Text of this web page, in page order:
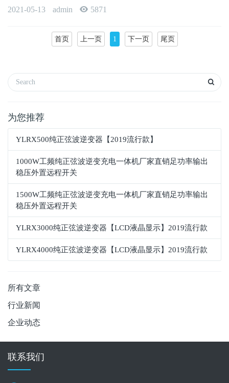
可以联系上大型的厂家合作，那···
2021-05-13 admin 5871
首页 上一页 1 下一页 尾页
为您推荐
YLRX500纯正弦波逆变器【2019流行款】
1000W工频纯正弦波逆变充电一体机厂家直销足功率输出
稳压外置远程开关
1500W工频纯正弦波逆变充电一体机厂家直销足功率输出
稳压外置远程开关
YLRX3000纯正弦波逆变器【LCD液晶显示】2019流行款
YLRX4000纯正弦波逆变器【LCD液晶显示】2019流行款
所有文章
行业新闻
企业动态
联系我们